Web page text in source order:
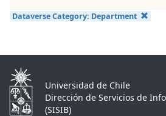
Dataverse Category: Department
Universidad de Chile
Dirección de Servicios de
(SISIB)